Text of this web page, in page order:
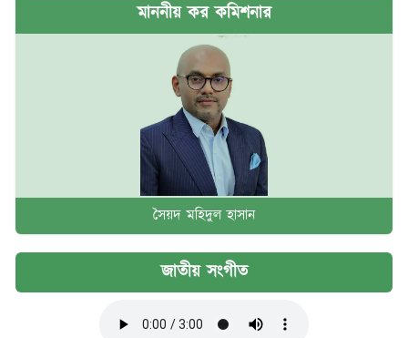
মাননীয় কর কমিশনার
সৈয়দ মহিদুল হাসান
জাতীয় সংগীত